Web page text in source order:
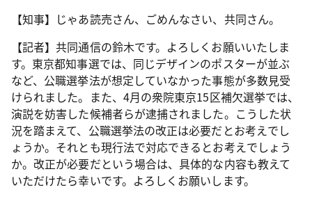
【知事】じゃあ読売さん、ごめんなさい、共同さん。
【記者】共同通信の鈴木です。よろしくお願いいたしま
す。東京都知事選では、同じデザインのポスターが並ぶ
など、公職選挙法が想定していなかった事態が多数見受
けられました。また、4月の衆院東京15区補欠選挙では、
演説を妨害した候補者らが逮捕されました。こうした状
況を踏まえて、公職選挙法の改正は必要だとお考えでし
ょうか。それとも現行法で対応できるとお考えでしょう
か。改正が必要だという場合は、具体的な内容も教えて
いただけたら幸いです。よろしくお願いします。